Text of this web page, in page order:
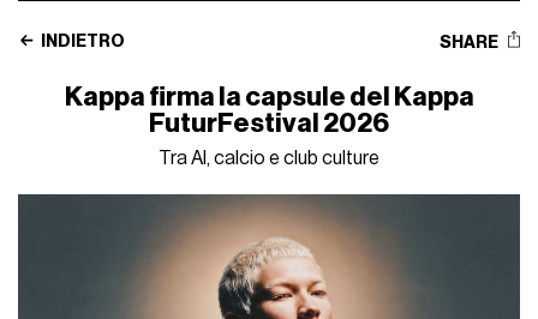
INDIETRO SHARE
Kappa firma la capsule del Kappa
FuturFestival 2026
Tra AI, calcio e club culture